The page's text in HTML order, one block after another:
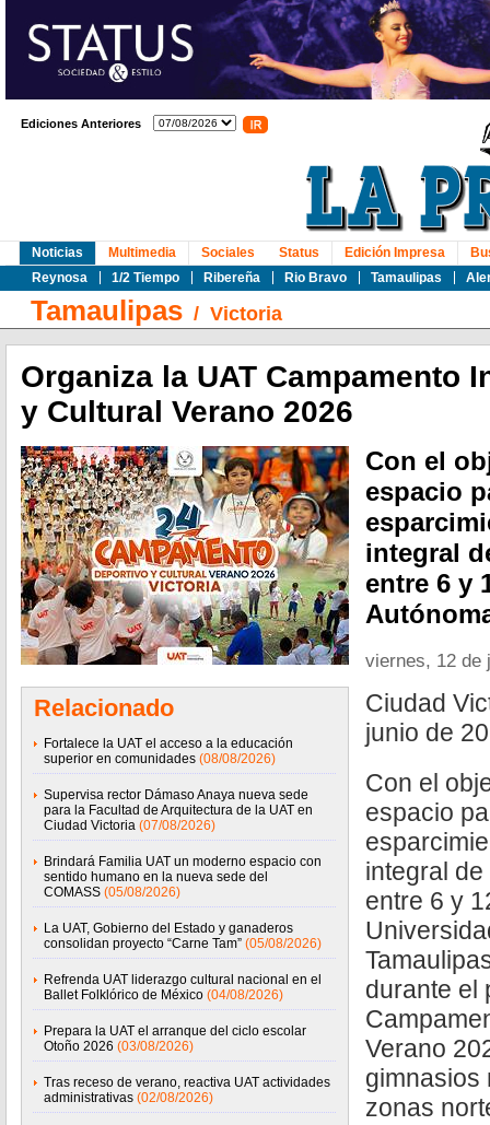
Ediciones Anteriores
Noticias
Reynosa
1/2 Tiempo Ribereña Rio Bravo Tamaulipas
Multimedia Sociales Status Edición Impresa
Tamaulipas / Victoria
Organiza la UAT Campamento
y Cultural Verano 2026
Relacionado
Fortalece la UAT el acceso a la educación
superior en comunidades (08/08/2026)
Supervisa rector Dámaso Anaya nueva sede
para la Facultad de Arquitectura de la UAT en
Ciudad Victoria (07/08/2026)
Brindará Familia UAT un moderno espacio con
sentido humano en la nueva sede del
COMASS (05/08/2026)
La UAT, Gobierno del Estado y ganaderos
consolidan proyecto “Carne Tam” (05/08/2026)
Refrenda UAT liderazgo cultural nacional en el
Ballet Folklórico de México (04/08/2026)
Prepara la UAT el arranque del ciclo escolar
Otoño 2026 (03/08/2026)
Tras receso de verano, reactiva UAT actividades
administrativas (02/08/2026)
Con el
espacio
integral
entre 6 y
viernes, 12 de
Ciudad
junio de
Con el
espacio
integral
entre 6 y
durante el
Verano
gimnasios
zonas